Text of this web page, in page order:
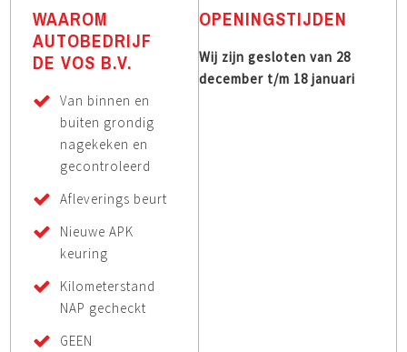
WAAROM
AUTOBEDRIJF
DE VOS B.V.
Van binnen en
buiten grondig
nagekeken en
gecontroleerd
Afleverings beurt
Nieuwe APK
keuring
Kilometerstand
NAP gecheckt
GEEN
OPENINGSTIJDEN
Wij zijn gesloten van 28
december t/m 18 januari